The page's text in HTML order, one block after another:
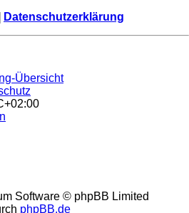
Datenschutzerklärung
Übersicht
Software © phpBB Limited
phpBB.de